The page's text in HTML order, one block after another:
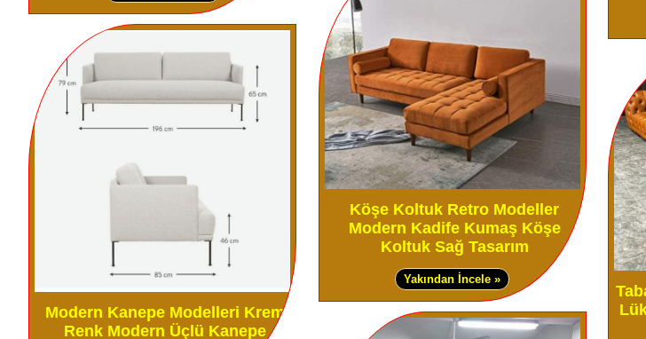
Modern Kanepe Modelleri Krem
Renk Modern Üçlü Kanepe
Köşe Koltuk Retro Modeller
Modern Kadife Kumaş Köşe
Koltuk Sağ Tasarım
Yakından İncele »